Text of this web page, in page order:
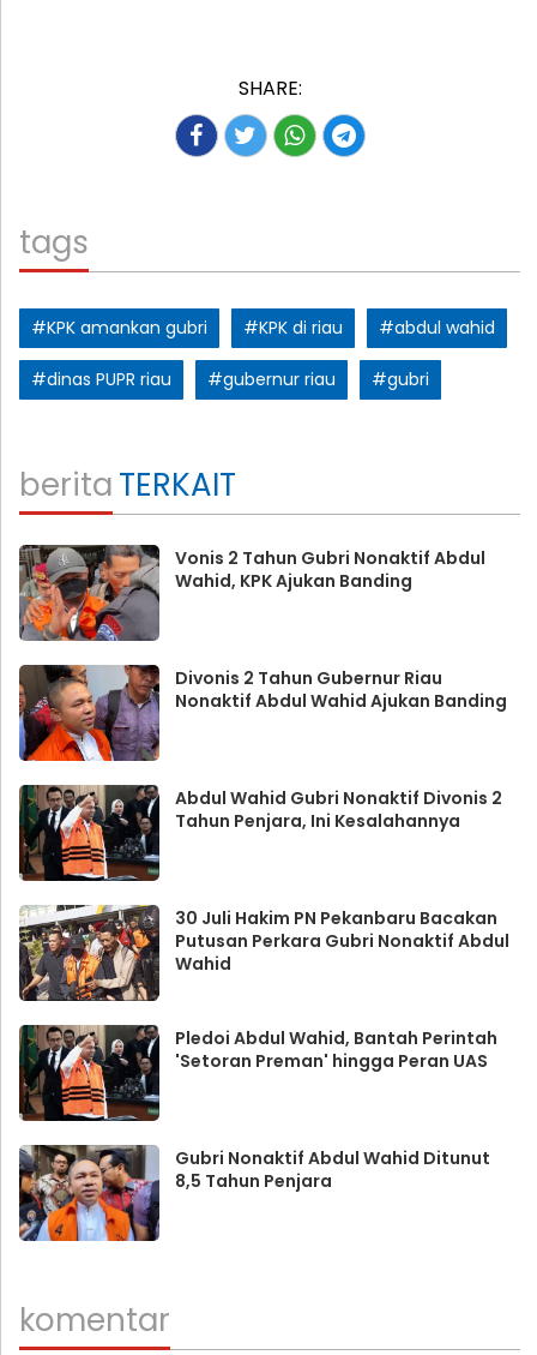
SHARE:
tags
#KPK amankan gubri #KPK di riau #abdul wahid
#dinas PUPR riau #gubernur riau #gubri
beritaTERKAIT
Vonis 2 Tahun Gubri Nonaktif Abdul
Wahid, KPK Ajukan Banding
Divonis 2 Tahun Gubernur Riau
Nonaktif Abdul Wahid Ajukan Banding
Abdul Wahid Gubri Nonaktif Divonis 2
Tahun Penjara, Ini Kesalahannya
30 Juli Hakim PN Pekanbaru Bacakan
Putusan Perkara Gubri Nonaktif Abdul
Wahid
Pledoi Abdul Wahid, Bantah Perintah
'Setoran Preman' hingga Peran UAS
Gubri Nonaktif Abdul Wahid Ditunut
8,5 Tahun Penjara
komentar